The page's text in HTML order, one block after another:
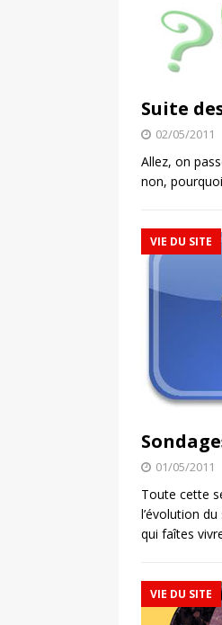
Suite
02/05/2011
Allez, on
non,
VIE DU SITE
01/05/2011
Toute cette
l’évolution
qui faîtes
VIE DU SITE